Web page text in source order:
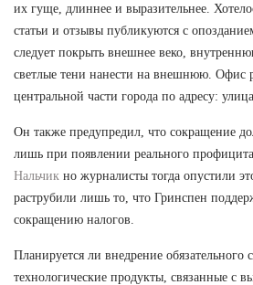
их гуще, длиннее и выразительнее.
статьи и отзывы публикуются с
следует покрыть внешнее веко,
светлые тени нанести на внешнюю. Офис
центральной части города по адресу:
Он также предупредил, что сокращение
лишь при появлении реального
Нальчик но журналисты тогда опустили
раструбили лишь то, что Гринспен
сокращению налогов.
Планируется ли внедрение обязательного
технологические продукты, связанные с